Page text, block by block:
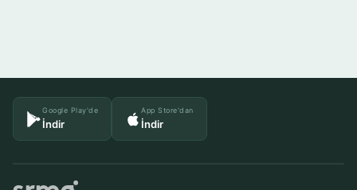
Google Play'de
İndir
App Store'dan
İndir